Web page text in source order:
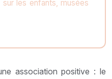
sur les enfants, musées
association positive : le